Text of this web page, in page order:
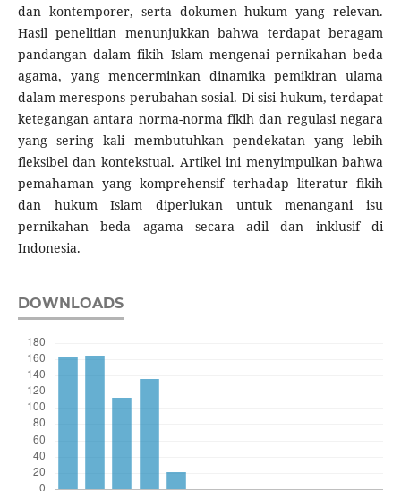
dan kontemporer, serta dokumen hukum yang relevan.
Hasil penelitian menunjukkan bahwa terdapat beragam
pandangan dalam fikih Islam mengenai pernikahan beda
agama, yang mencerminkan dinamika pemikiran ulama
dalam merespons perubahan sosial. Di sisi hukum, terdapat
ketegangan antara norma-norma fikih dan regulasi negara
yang sering kali membutuhkan pendekatan yang lebih
fleksibel dan kontekstual. Artikel ini menyimpulkan bahwa
pemahaman yang komprehensif terhadap literatur fikih
dan hukum Islam diperlukan untuk menangani isu
pernikahan beda agama secara adil dan inklusif di
Indonesia.
DOWNLOADS